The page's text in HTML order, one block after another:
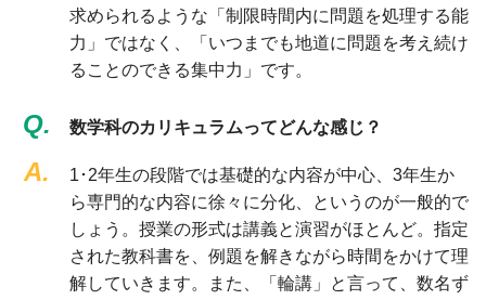
求められるような「制限時間内に問題を処理する能
力」ではなく、「いつまでも地道に問題を考え続け
ることのできる集中力」です。
Q. 数学科のカリキュラムってどんな感じ？
A.
1･2年生の段階では基礎的な内容が中心、3年生か
ら専門的な内容に徐々に分化、というのが一般的で
しょう。授業の形式は講義と演習がほとんど。指定
された教科書を、例題を解きながら時間をかけて理
解していきます。また、「輪講」と言って、数名ず